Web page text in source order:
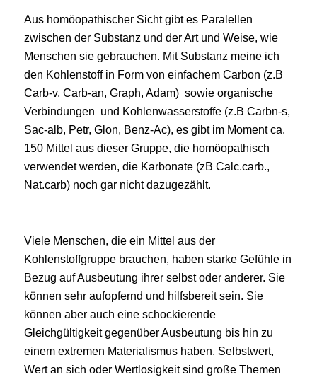
Aus homöopathischer Sicht gibt es Paralellen
zwischen der Substanz und der Art und Weise, wie
Menschen sie gebrauchen. Mit Substanz meine ich
den Kohlenstoff in Form von einfachem Carbon (z.B
Carb-v, Carb-an, Graph, Adam) sowie organische
Verbindungen und Kohlenwasserstoffe (z.B Carbn-s,
Sac-alb, Petr, Glon, Benz-Ac), es gibt im Moment ca.
150 Mittel aus dieser Gruppe, die homöopathisch
verwendet werden, die Karbonate (zB Calc.carb.,
Nat.carb) noch gar nicht dazugezählt.
Viele Menschen, die ein Mittel aus der
Kohlenstoffgruppe brauchen, haben starke Gefühle in
Bezug auf Ausbeutung ihrer selbst oder anderer. Sie
können sehr aufopfernd und hilfsbereit sein. Sie
können aber auch eine schockierende
Gleichgültigkeit gegenüber Ausbeutung bis hin zu
einem extremen Materialismus haben. Selbstwert,
Wert an sich oder Wertlosigkeit sind große Themen